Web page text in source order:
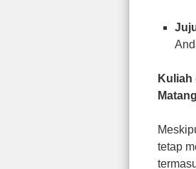
Kuliah
Matang
tetap